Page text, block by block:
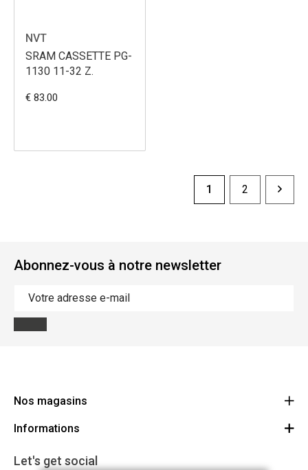
NVT
SRAM CASSETTE PG-
1130 11-32 Z.
€ 83.00
1 2
Abonnez-vous à notre newsletter
Nos magasins
Cycles Arnold Kontz Gare / Bonnevoie
+352 40 96 74 214 / +352 40 96 74 215
Informations
Conditions générales
Let's get social